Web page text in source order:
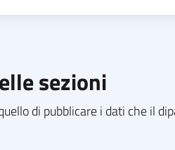
sezioni
di pubblicare i dati che il